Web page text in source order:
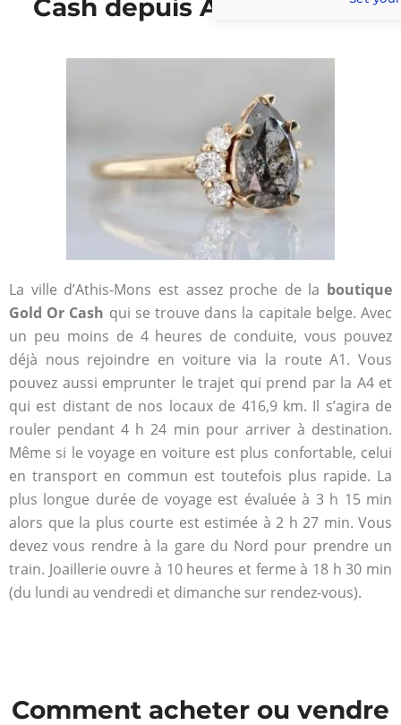
Cash depuis Athis-Mons ?
La ville d’Athis-Mons est assez proche de la boutique
Gold Or Cash qui se trouve dans la capitale belge. Avec
un peu moins de 4 heures de conduite, vous pouvez
déjà nous rejoindre en voiture via la route A1. Vous
pouvez aussi emprunter le trajet qui prend par la A4 et
qui est distant de nos locaux de 416,9 km. Il s’agira de
rouler pendant 4 h 24 min pour arriver à destination.
Même si le voyage en voiture est plus confortable, celui
en transport en commun est toutefois plus rapide. La
plus longue durée de voyage est évaluée à 3 h 15 min
alors que la plus courte est estimée à 2 h 27 min. Vous
devez vous rendre à la gare du Nord pour prendre un
train. Joaillerie ouvre à 10 heures et ferme à 18 h 30 min
(du lundi au vendredi et dimanche sur rendez-vous).
Comment acheter ou vendre